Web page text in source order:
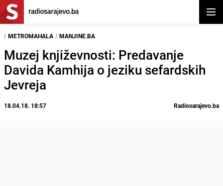
/ METROMAHALA / MANJINE.BA
Muzej književnosti: Predavanje
Davida Kamhija o jeziku sefardskih
Jevreja
18.04.18. 18:57 Radiosarajevo.ba